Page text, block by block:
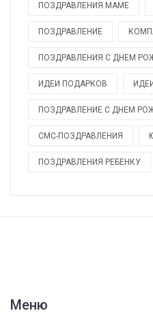
ПОЗДРАВЛЕНИЯ МАМЕ
ПОЗДРАВЛЕНИЕ
ПОЗДРАВЛЕНИЯ С ДНЕМ
ИДЕИ ПОДАРКОВ ИДЕИ
ПОЗДРАВЛЕНИЕ С ДНЕМ
СМС-ПОЗДРАВЛЕНИЯ
ПОЗДРАВЛЕНИЯ РЕБЕНКУ
Меню